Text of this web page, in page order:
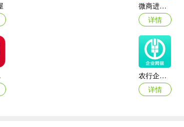
原的蓬勃壮阔，可以冲击三星通关，收集经典照片，深
微商进销存IOS
详情
农行企业掌银app
详情